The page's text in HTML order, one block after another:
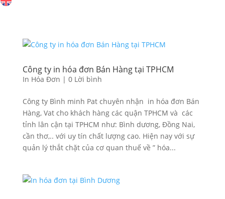
Công ty in hóa đơn Bán Hàng tại TPHCM
In Hóa Đơn | 0 Lời bình
Công ty Bình minh Pat chuyên nhận in hóa đơn Bán
Hàng, Vat cho khách hàng các quận TPHCM và các
tỉnh lân cận tại TPHCM như: Bình dương, Đồng Nai,
cần thơ,.. với uy tín chất lượng cao. Hiện nay với sự
quản lý thắt chặt của cơ quan thuế về ” hóa...